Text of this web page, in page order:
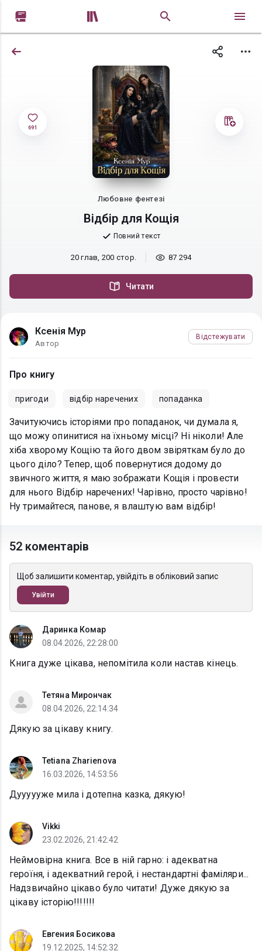
 
691
Любовне фентезі
Відбір для Кощія
Повний текст
20 глав, 200 стор. 87 294
Читати
Ксенія Мур
Автор
Відстежувати
Про книгу
пригоди відбір наречених попаданка
Зачитуючись історіями про попаданок, чи думала я,
що можу опинитися на їхньому місці? Ні ніколи! Але
хіба хворому Кощію та його двом звіряткам було до
цього діло? Тепер, щоб повернутися додому до
звичного життя, я маю зображати Кощія і провести
для нього Відбір наречених! Чарівно, просто чарівно!
Ну тримайтеся, панове, я влаштую вам відбір!
52 коментарів
Щоб залишити коментар, увійдіть в обліковий запис
Увійти
Даринка Комар
08.04.2026, 22:28:00
Книга дуже цікава, непомітила коли настав кінець.
Тетяна Мирончак
08.04.2026, 22:14:34
Дякую за цікаву книгу.
Tetiana Zharienova
16.03.2026, 14:53:56
Дуууууже мила і дотепна казка, дякую!
Vikki
23.02.2026, 21:42:42
Неймовірна книга. Все в ній гарно: і адекватна
героїня, і адекватний герой, і нестандартні фаміляри...
Надзвичайно цікаво було читати! Дуже дякую за
цікаву історію!!!!!!!
Евгения Босикова
19.12.2025, 14:52:32